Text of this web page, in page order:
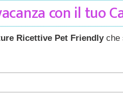
con il tuo
Ricettive Pet Friendlyche